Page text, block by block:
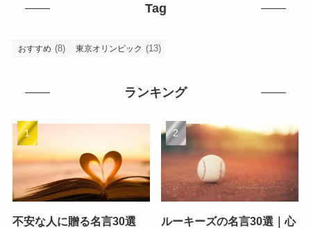
Tag
おすすめ (8) 東京オリンピック (13)
ランキング
不安な人に贈る名言30選
ルーキーズの名言30選｜心